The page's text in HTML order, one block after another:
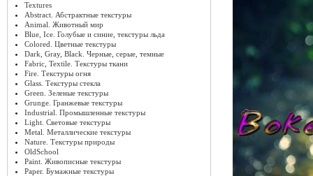
Textures
Abstract. Абстрактные текстуры
Animal. Животный мир
Blue, Ice. Голубые и синие, текстуры льда
Colored. Цветные текстуры
Dark, Gray, Black. Черные, серые, темные
Fabric, Textile. Текстуры ткани
Fire. Текстуры огня
Glass. Текстуры стекла
Green. Зеленые текстуры
Grunge. Гранжевые текстуры
Industrial. Промышленные текстуры
Light. Световые текстуры
Metal. Металлические текстуры
Nature. Текстуры природы
OldSchool
Paint. Живописные текстуры
Paper. Бумажные текстуры